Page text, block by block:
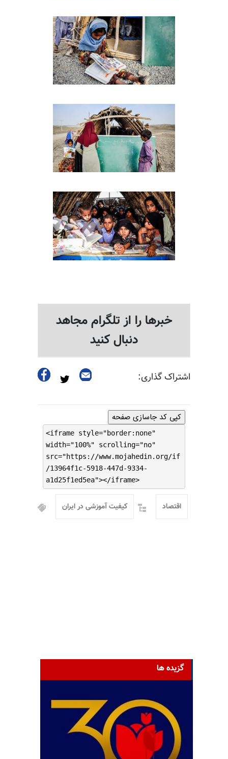
خبرها را از تلگرام مجاهد
دنبال کنید
اشتراک گذاری:
کپی کد جاسازی صفحه
<iframe style="border:none"
width="100%" scrolling="no"
src="https://www.mojahedin.org/if
/13964f1c-5918-447d-9334-
a1d25f1ed5ea"></iframe>
کیفیت آموزشی در ایران اقتصاد
گزیده ها